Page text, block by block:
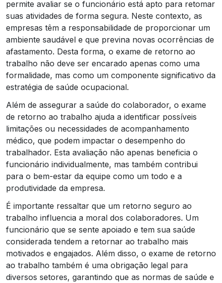
permite avaliar se o funcionário está apto para retomar
suas atividades de forma segura. Neste contexto, as
empresas têm a responsabilidade de proporcionar um
ambiente saudável e que previna novas ocorrências de
afastamento. Desta forma, o exame de retorno ao
trabalho não deve ser encarado apenas como uma
formalidade, mas como um componente significativo da
estratégia de saúde ocupacional.
Além de assegurar a saúde do colaborador, o exame
de retorno ao trabalho ajuda a identificar possíveis
limitações ou necessidades de acompanhamento
médico, que podem impactar o desempenho do
trabalhador. Esta avaliação não apenas beneficia o
funcionário individualmente, mas também contribui
para o bem-estar da equipe como um todo e a
produtividade da empresa.
É importante ressaltar que um retorno seguro ao
trabalho influencia a moral dos colaboradores. Um
funcionário que se sente apoiado e tem sua saúde
considerada tendem a retornar ao trabalho mais
motivados e engajados. Além disso, o exame de retorno
ao trabalho também é uma obrigação legal para
diversos setores, garantindo que as normas de saúde e